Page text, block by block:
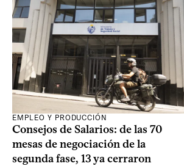
EMPLEO Y PRODUCCIÓN
Consejos de Salarios: de las 70
mesas de negociación de la
segunda fase, 13 ya cerraron